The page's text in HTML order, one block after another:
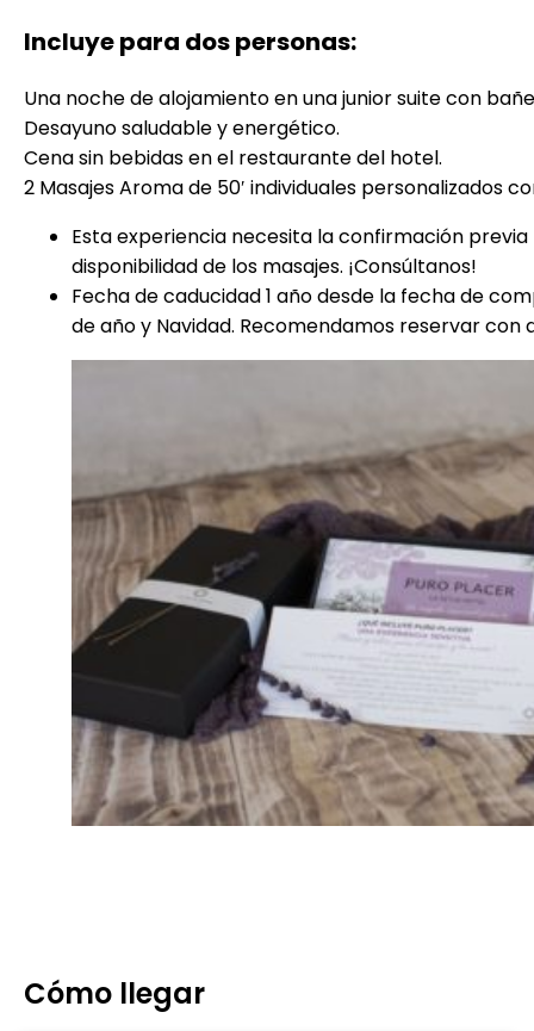
Incluye para dos personas:
Una noche de alojamiento en una junior suite con
Desayuno saludable y energético.
Cena sin bebidas en el restaurante del hotel.
2 Masajes Aroma de 50′ individuales personalizados
Esta experiencia necesita la confirmación
disponibilidad de los masajes. ¡Consúltanos!
Fecha de caducidad 1 año desde la fecha de
de año y Navidad. Recomendamos reservar con
Cómo llegar